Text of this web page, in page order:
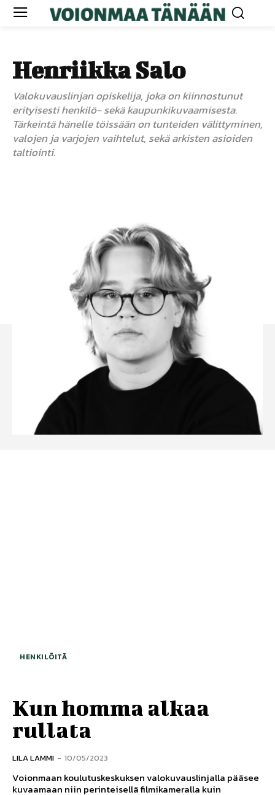
Henriikka Salo
Valokuvauslinjan opiskelija, joka on kiinnostunut
erityisesti henkilö- sekä kaupunkikuvaamisesta.
Tärkeintä hänelle töissään on tunteiden välittyminen,
valojen ja varjojen vaihtelut, sekä arkisten asioiden
taltiointi.
HENKILÖITÄ
Kun homma alkaa
rullata
LILA LAMMI - 10/05/2023
Voionmaan koulutuskeskuksen valokuvauslinjalla pääsee
kuvaamaan niin perinteisellä filmikameralla kuin